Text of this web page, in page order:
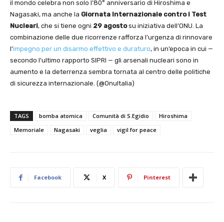
il mondo celebra non solo l’80° anniversario di Hiroshima e
Nagasaki, ma anche la Giornata Internazionale contro i Test
Nucleari, che si tiene ogni 29 agostosu iniziativa dell’ONU. La
combinazione delle due ricorrenze rafforza l’urgenza di rinnovare
l’impegno per un disarmo effettivo e duraturo, in un’epoca in cui —
secondo l’ultimo rapporto SIPRI — gli arsenali nucleari sono in
aumento e la deterrenza sembra tornata al centro delle politiche
di sicurezza internazionale. (@OnuItalia)
TAGS bomba atomica Comunità di S.Egidio
Hiroshima
Memoriale
Nagasaki veglia vigil for peace
Facebook X Pinterest